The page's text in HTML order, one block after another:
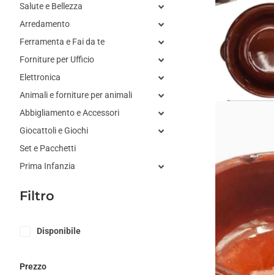
€16,41
Prezzo
Visualizza
Salute e Bellezza
Arredamento
Ferramenta e Fai da te
Forniture per Ufficio
Elettronica
Animali e forniture per animali
Abbigliamento e Accessori
Giocattoli e Giochi
Set e Pacchetti
Prima Infanzia
Filtro
Disponibile
Prezzo